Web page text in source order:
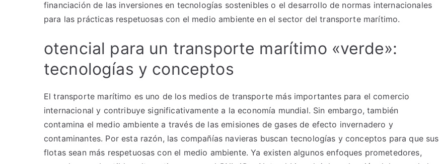
financiación de las inversiones en tecnologías sostenibles o el desarrollo de normas internacionales
para las prácticas respetuosas con el medio ambiente en el sector del transporte marítimo.
otencial para un transporte marítimo «verde»:
tecnologías y conceptos
El transporte marítimo es uno de los medios de transporte más importantes para el comercio
internacional y contribuye significativamente a la economía mundial. Sin embargo, también
contamina el medio ambiente a través de las emisiones de gases de efecto invernadero y
contaminantes. Por esta razón, las compañías navieras buscan tecnologías y conceptos para que sus
flotas sean más respetuosas con el medio ambiente. Ya existen algunos enfoques prometedores,